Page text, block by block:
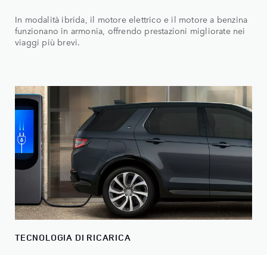
In modalità ibrida, il motore elettrico e il motore a benzina
funzionano in armonia, offrendo prestazioni migliorate nei
viaggi più brevi.
TECNOLOGIA DI RICARICA